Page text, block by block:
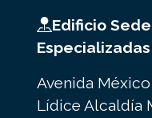
Edificio
Especializadas
Avenida
Lídice Alcaldía